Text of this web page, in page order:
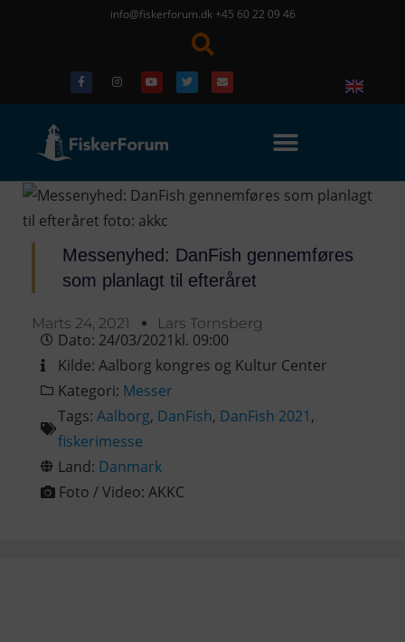
info@fiskerforum.dk +45 60 22 09 46
Messenyhed: DanFish gennemføres
som planlagt til efteråret
Marts 24, 2021 Lars Tornsberg
Dato: 24/03/2021kl. 09:00
Kilde: Aalborg kongres og Kultur Center
Kategori: Messer
Tags: Aalborg, DanFish, DanFish 2021,
fiskerimesse
Land: Danmark
Foto / Video: AKKC